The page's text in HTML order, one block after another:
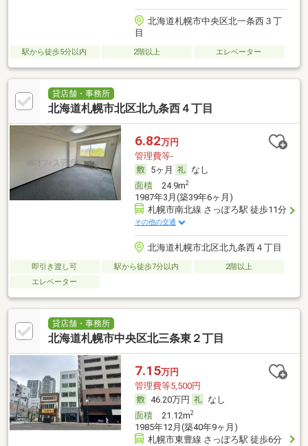
北海道札幌市中央区北一条西３丁
目
駅から徒歩5分以内 2階以上 エレベーター
貸店舗・事務所
北海道札幌市北区北九条西４丁目
6.82万円
管理費等-
5ヶ月
なし
面積24.9m2
1987年3月(築39年6ヶ月)
札幌市南北線 さっぽろ駅 徒歩11分
その他の交通
北海道札幌市北区北九条西４丁目
即引き渡し可 駅から徒歩7分以内
2階以上
エレベーター
貸店舗・事務所
北海道札幌市中央区北三条東２丁目
7.15万円
管理費等5,500円
46.20万円
なし
面積21.12m2
1985年12月(築40年9ヶ月)
札幌市東豊線 さっぽろ駅 徒歩6分